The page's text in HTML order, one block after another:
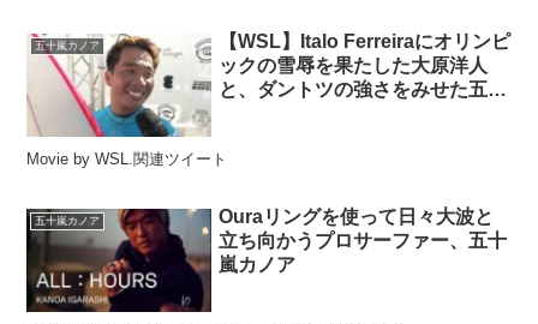
五十嵐カノア
【WSL】Italo Ferreiraにオリンピ
ックの雪辱を果たした大原洋人
と、ダントツの強さをみせた五十
トDAY1ハイライト
Movie by WSL.関連ツイート
五十嵐カノア
Ouraリングを使って日々大波と
立ち向かうプロサーファー、五十
嵐カノア